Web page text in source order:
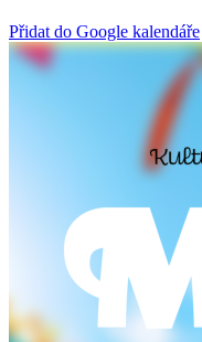
Přidat do Google kalendáře